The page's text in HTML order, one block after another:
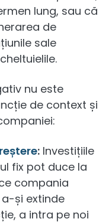
lung, sau că
de
sale
nu este
de context și
: Investițiile
fix pot duce la
compania
și extinde
a intra pe noi